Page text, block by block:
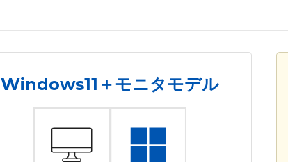
Windows11＋モニタモデル